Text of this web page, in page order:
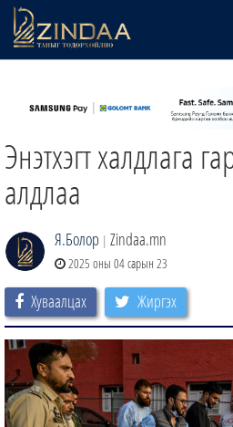
ТВ8
ӨГЛӨӨНИЙ СОНИН
ЗИНДАА СЭТГҮҮЛ
Энэтхэгт халдлага
алдлаа
Я.Болор | Zindaa.mn
2025 оны 04 сарын 23
Хуваалцах Жиргэх